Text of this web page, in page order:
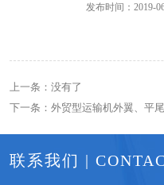
发布时间：
上一条：没有了
下一条：外贸型运输机外翼、平尾
联系我们 |